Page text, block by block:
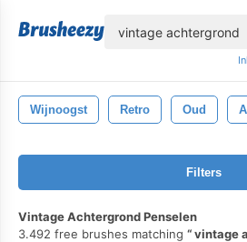
Wijnoogst Retro Oud
Filters
Vintage Achtergrond Penselen
3.492 free brushes matching
vintage